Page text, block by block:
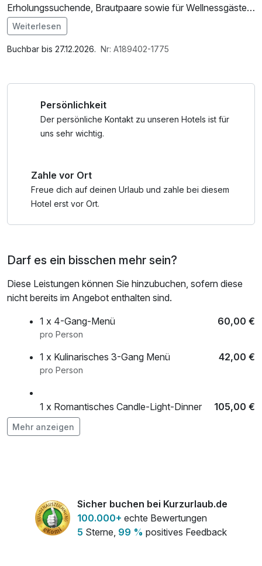
Erholungssuchende, Brautpaare sowie für Wellnessgäste.
Das einstige "Schützenhaus“ verwandelte sich in den
letzten Jahren in ein einzigartiges englisches Castle.
*ab einem Wert von 50,00 €.
Im Angebot enthalten
Saunabenutzung, Saunatuch, Leihbademantel, Parkplatz,
Weiterlesen
Buchbar bis 27.12.2026. Nr: A189402-1775
Persönlichkeit
Der persönliche Kontakt zu unseren Hotels ist für
uns sehr wichtig.
Zahle vor Ort
Freue dich auf deinen Urlaub und zahle bei diesem
Hotel erst vor Ort.
Darf es ein bisschen mehr sein?
Diese Leistungen können Sie hinzubuchen, sofern diese
nicht bereits im Angebot enthalten sind.
1 x 4-Gang-Menü
60,00 €
pro Person
1 x Kulinarisches 3-Gang Menü 42,00 €
pro Person
1 x Romantisches Candle-Light-Dinner
Deluxe
105,00 €
pro Person
Balancekosmetik
pro Person (65 Minuten)
Mehr anzeigen
Sicher buchen bei Kurzurlaub.de
100.000+ echte Bewertungen
5 Sterne, 99 % positives Feedback